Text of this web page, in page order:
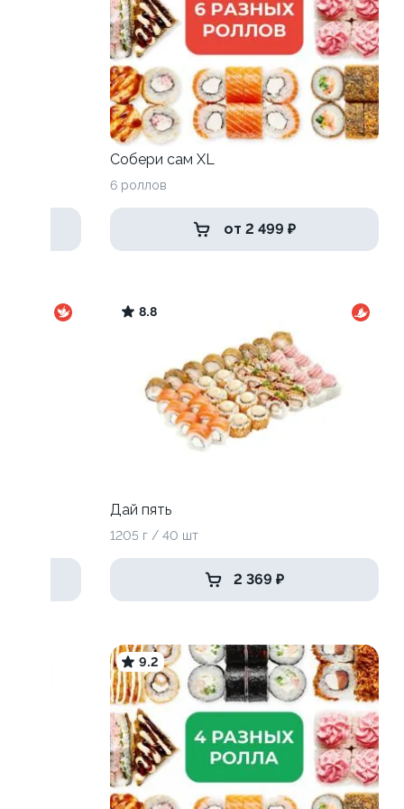
Собери сам XL
6 роллов
от 2 499 ₽
8.8
Дай пять
1205 г / 40 шт
2 369 ₽
9.2